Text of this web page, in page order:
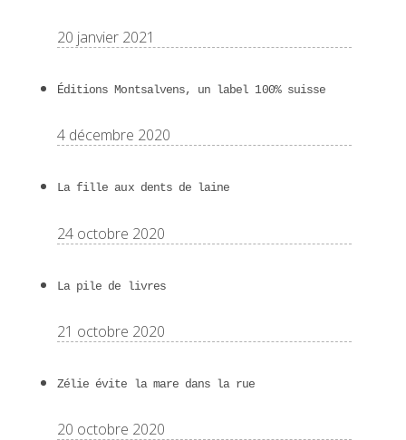
20 janvier 2021
Éditions Montsalvens, un label 100% suisse
4 décembre 2020
La fille aux dents de laine
24 octobre 2020
La pile de livres
21 octobre 2020
Zélie évite la mare dans la rue
20 octobre 2020